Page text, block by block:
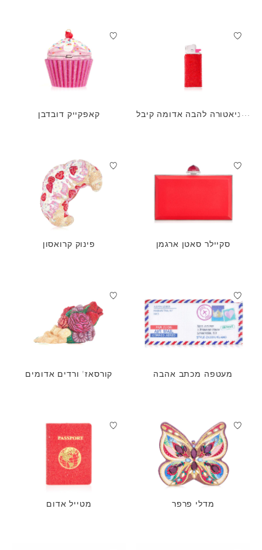
מיניאטורה להבה אדומה קיבל
קאפקייק דובדבן
סקיילר סאטן ארגמן פינוק קרואסון
מעטפה מכתב אהבה קורסאז' ורדים אדומים
מדלי פרפר מטייל אדום